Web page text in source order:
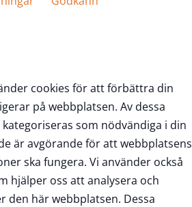
cookies för att förbättra din
på webbplatsen. Av dessa
som nödvändiga i din
är avgörande för att webbplatsens
ska fungera. Vi använder också
hjälper oss att analysera och
den här webbplatsen. Dessa